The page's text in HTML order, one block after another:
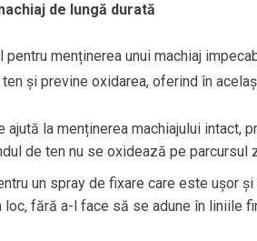
de lungă durată
menținerea unui machiaj
și previne oxidarea, oferind în
ajută la menținerea machiajului intact,
de ten nu se oxidează pe parcursul
un spray de fixare care este ușor și
fără a-l face să se adune în liniile